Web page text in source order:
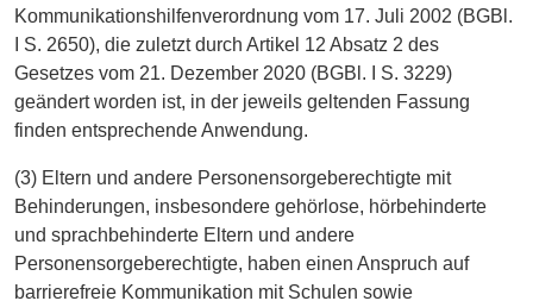
Kommunikationshilfenverordnung vom 17. Juli 2002 (BGBl.
I S. 2650), die zuletzt durch Artikel 12 Absatz 2 des
Gesetzes vom 21. Dezember 2020 (BGBl. I S. 3229)
geändert worden ist, in der jeweils geltenden Fassung
finden entsprechende Anwendung.
(3) Eltern und andere Personensorgeberechtigte mit
Behinderungen, insbesondere gehörlose, hörbehinderte
und sprachbehinderte Eltern und andere
Personensorgeberechtigte, haben einen Anspruch auf
barrierefreie Kommunikation mit Schulen sowie